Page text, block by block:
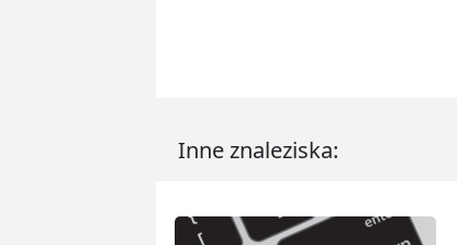
Inne znaleziska: